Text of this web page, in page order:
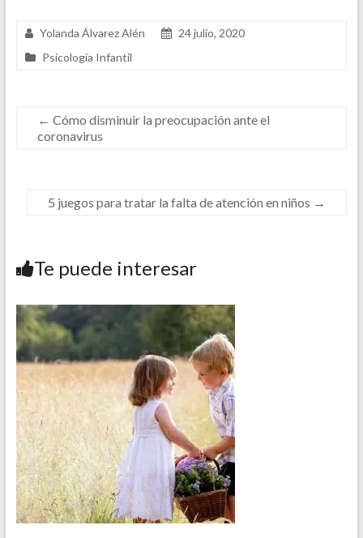
Yolanda Álvarez Alén
24 julio, 2020
Psicología Infantil
← Cómo disminuir la preocupación ante el
coronavirus
5 juegos para tratar la falta de atención en niños →
Te puede interesar